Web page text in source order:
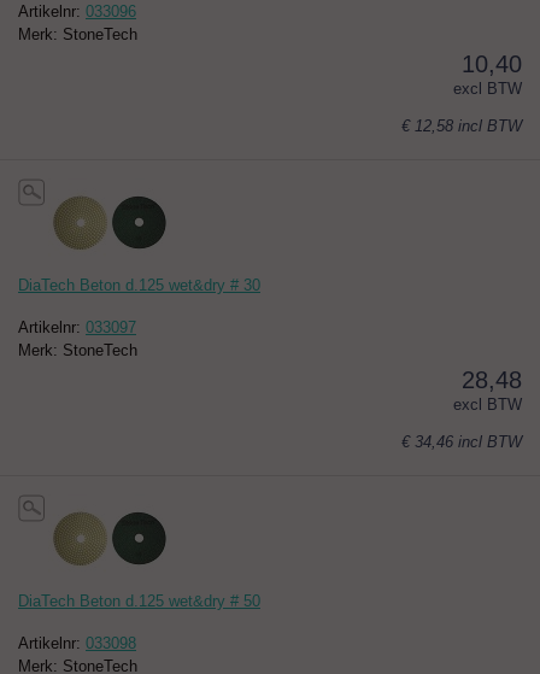
Artikelnr: 033096
Merk: StoneTech
10,40
excl BTW
€ 12,58 incl BTW
DiaTech Beton d.125 wet&dry # 30
Artikelnr: 033097
Merk: StoneTech
28,48
excl BTW
€ 34,46 incl BTW
DiaTech Beton d.125 wet&dry # 50
Artikelnr: 033098
Merk: StoneTech